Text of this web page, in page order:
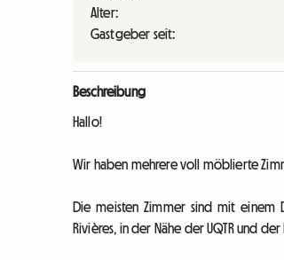
Alter:
Gastgeber seit:
Beschreibung
Hallo!
Wir haben mehrere voll möblierte
Die meisten Zimmer sind mit einem
Rivières, in der Nähe der UQTR und